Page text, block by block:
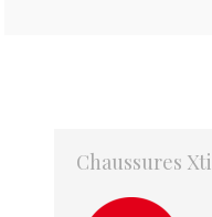
Chaussures Xti